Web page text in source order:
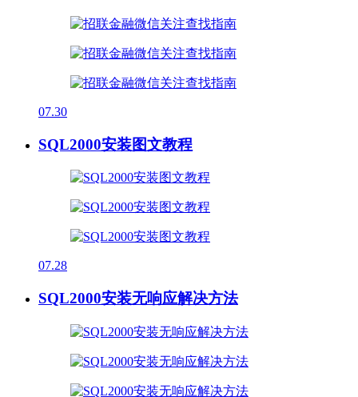
07.30
SQL2000安装图文教程
07.28
SQL2000安装无响应解决方法